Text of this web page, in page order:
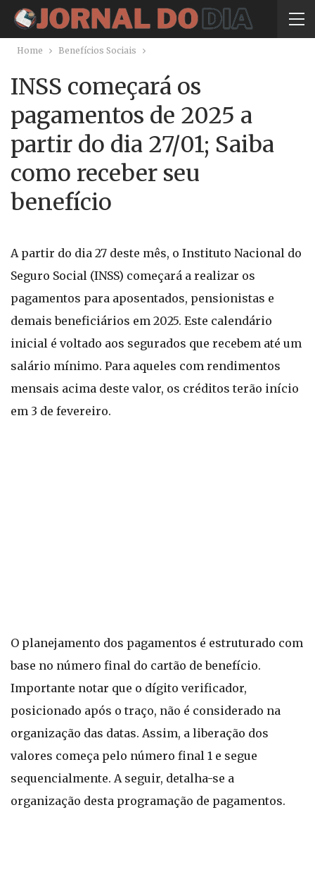
Home Benefícios Sociais
INSS começará os
pagamentos de 2025 a
partir do dia 27/01; Saiba
como receber seu
benefício
A partir do dia 27 deste mês, o Instituto Nacional do
Seguro Social (INSS) começará a realizar os
pagamentos para aposentados, pensionistas e
demais beneficiários em 2025. Este calendário
inicial é voltado aos segurados que recebem até um
salário mínimo. Para aqueles com rendimentos
mensais acima deste valor, os créditos terão início
em 3 de fevereiro.
O planejamento dos pagamentos é estruturado com
base no número final do cartão de benefício.
Importante notar que o dígito verificador,
posicionado após o traço, não é considerado na
organização das datas. Assim, a liberação dos
valores começa pelo número final 1 e segue
sequencialmente. A seguir, detalha-se a
organização desta programação de pagamentos.